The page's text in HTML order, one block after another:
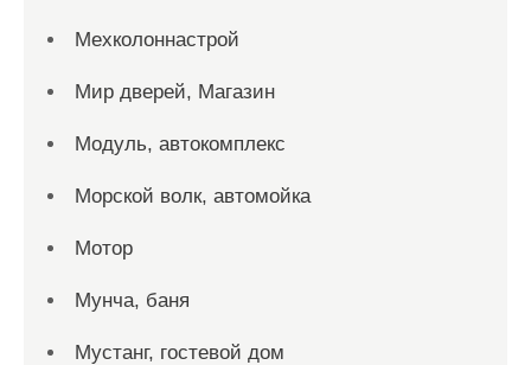
Мехколоннастрой
Мир дверей, Магазин
Модуль, автокомплекс
Морской волк, автомойка
Мотор
Мунча, баня
Мустанг, гостевой дом